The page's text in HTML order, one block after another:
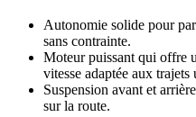
Autonomie solide pour
sans contrainte.
Moteur puissant qui offre
vitesse adaptée aux
Suspension avant et
sur la route.